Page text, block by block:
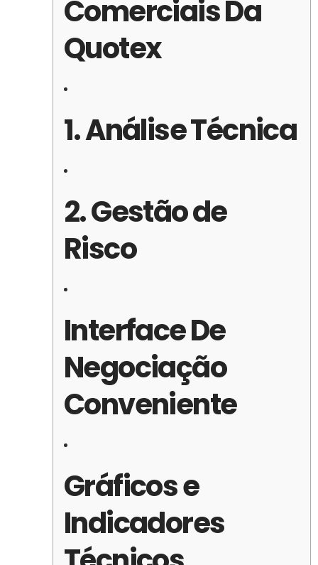
Comerciais Da
Quotex
1. Análise Técnica
2. Gestão de
Risco
Interface De
Negociação
Conveniente
Gráficos e
Indicadores